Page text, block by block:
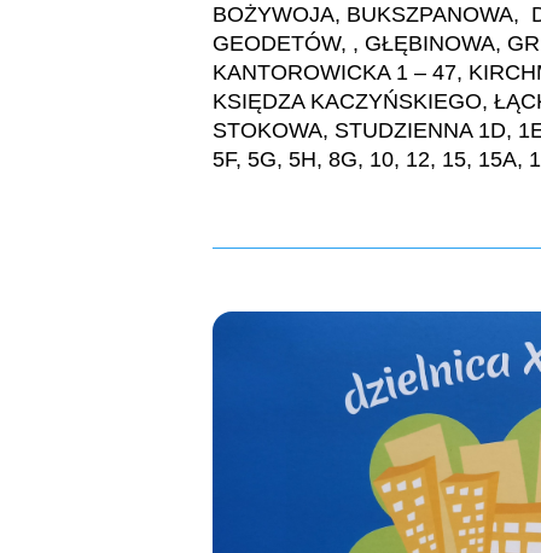
BOŻYWOJA, BUKSZPANOWA,
GEODETÓW, , GŁĘBINOWA,
KANTOROWICKA 1 – 47,
KSIĘDZA KACZYŃSKIEGO,
STOKOWA, STUDZIENNA 1D,
5F, 5G, 5H, 8G, 10, 12, 15, 15A,